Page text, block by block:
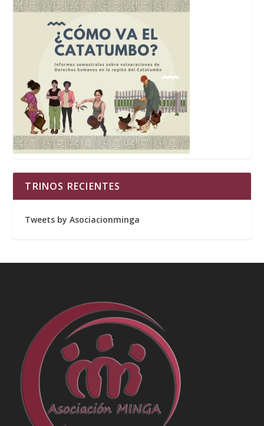
TRINOS RECIENTES
Tweets by Asociacionminga